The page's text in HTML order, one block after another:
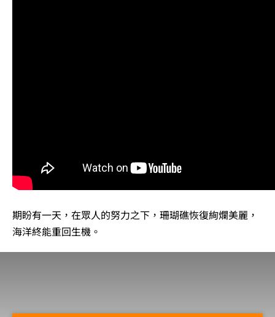
期盼有一天，在眾人的努力之下，珊瑚礁恢復絢爛美麗，
海洋終能重回生機。